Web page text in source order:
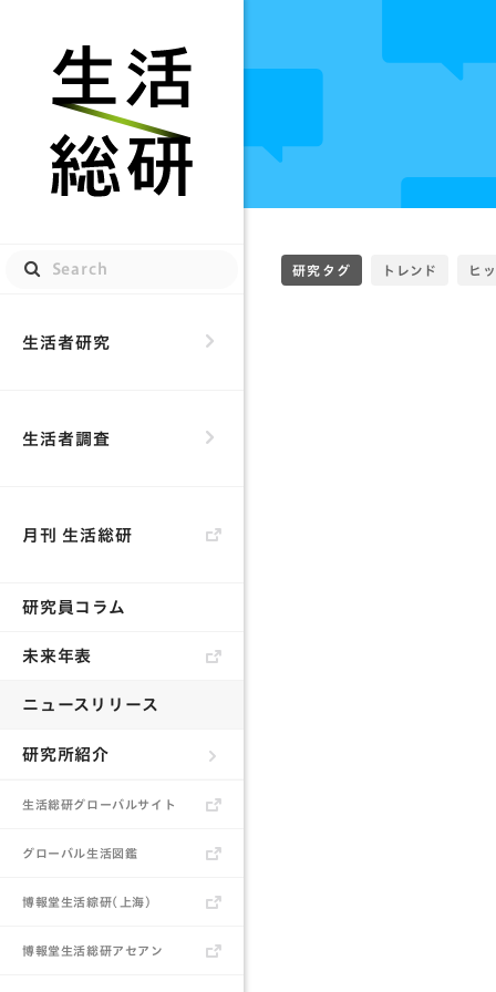
生活総研
生活者研究
生活者調査
月刊 生活総研
研究員コラム
未来年表
ニュースリリース
研究所紹介
生活総研とは
所長あいさつ
研究員
書籍
生活総研グローバルサイト
グローバル生活図鑑
博報堂生活綜研（上海）
博報堂生活総研アセアン
研究タグ トレンド ヒ